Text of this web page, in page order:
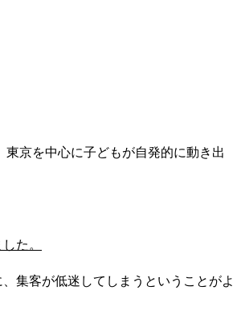
東京を中心に子どもが自発的に動き出
た。
、集客が低迷してしまうということがよ